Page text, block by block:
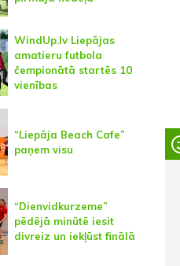
WindUp.lv Liepājas
amatieru futbola
čempionātā startēs 10
vienības
“Liepāja Beach Cafe”
paņem visu
“Dienvidkurzeme”
pēdējā minūtē iesit
divreiz un iekļūst finālā